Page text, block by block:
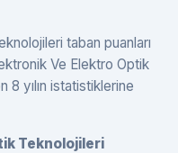
taban puanları
Ve Elektro Optik
8 yılın istatistiklerine
Teknolojileri